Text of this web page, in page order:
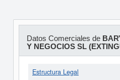
Datos Comerciales de
Y NEGOCIOS SL
Estructura Legal